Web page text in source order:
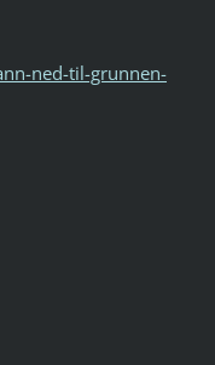
ned-til-grunnen-